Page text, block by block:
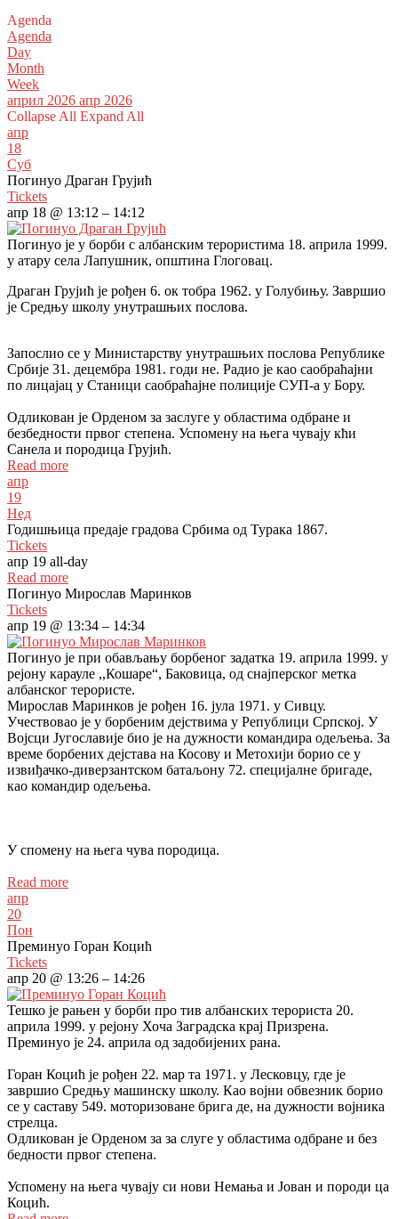
Agenda
Agenda
Day
Month
Week
април 2026 апр 2026
Collapse All Expand All
апр
18
Суб
Погинуо Драган Грујић
Tickets
апр 18 @ 13:12 – 14:12
Погинуо је у борби с албанским терористима 18. априла 1999.
у атару села Лапушник, општина Глоговац.
Драган Грујић је рођен 6. ок тобра 1962. у Голубињу. Завршио
је Средњу школу унутрашњих послова.
Запослио се у Министарству унутрашњих послова Републике
Србије 31. децембра 1981. годи не. Радио је као саобраћајни
по лицајац у Станици саобраћајне полиције СУП-а у Бору.
Одликован је Орденом за заслуге у областима одбране и
безбедности првог степена. Успомену на њега чувају кћи
Санела и породица Грујић.
Read more
апр
19
Нед
Годишњица предаје градова Србима од Турака 1867.
Tickets
апр 19 all-day
Read more
Погинуо Мирослав Маринков
Tickets
апр 19 @ 13:34 – 14:34
Погинуо је при обављању борбеног задатка 19. априла 1999. у
рејону карауле ,,Кошаре“, Баковица, од снајперског метка
албанског терористе.
Мирослав Маринков је рођен 16. јула 1971. у Сивцу.
Учествовао је у борбеним дејствима у Републици Српској. У
Војсци Југославије био је на дужности командира одељења. За
време борбених дејстава на Косову и Метохији борио се у
извиђачко-диверзантском батаљону 72. специјалне бригаде,
као командир одељења.
У спомену на њега чува породица.
Read more
апр
20
Пон
Преминуо Горан Коцић
Tickets
апр 20 @ 13:26 – 14:26
Тешко је рањен у борби про тив албанских терориста 20.
априла 1999. у рејону Хоча Заградска крај Призрена.
Преминуо је 24. априла од задобијених рана.
Горан Коцић је рођен 22. мар та 1971. у Лесковцу, где је
завршио Средњу машинску школу. Као војни обвезник борио
се у саставу 549. моторизоване брига де, на дужности војника
стрелца.
Одликован је Орденом за за слуге у областима одбране и без
бедности првог степена.
Успомену на њега чувају си нови Немања и Јован и породи ца
Коцић.